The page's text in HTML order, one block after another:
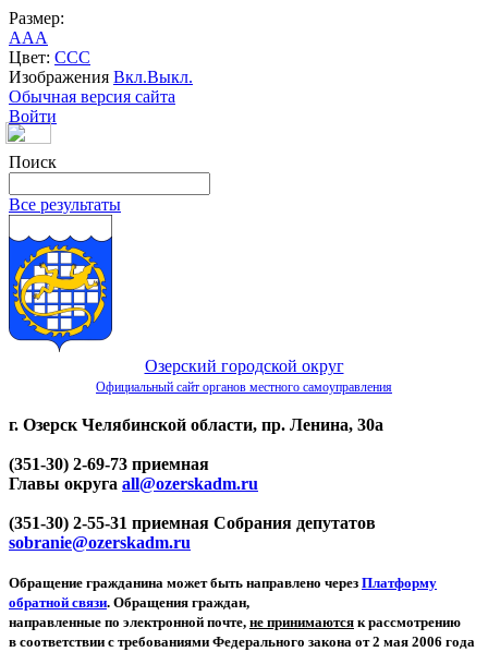
Размер:
AAA
Цвет: CCC
Изображения Вкл.Выкл.
Обычная версия сайта
Войти
Поиск
Все результаты
Озерский городской округ
Официальный сайт органов местного самоуправления
г. Озерск Челябинской области, пр. Ленина, 30а
(351-30) 2-69-73 приемная
Главы округа all@ozerskadm.ru
(351-30) 2-55-31 приемная Собрания депутатов
sobranie@ozerskadm.ru
Обращение гражданина может быть направлено через Платформу
обратной связи. Обращения граждан,
направленные по электронной почте, не принимаются к рассмотрению
в соответствии с требованиями Федерального закона от 2 мая 2006 года